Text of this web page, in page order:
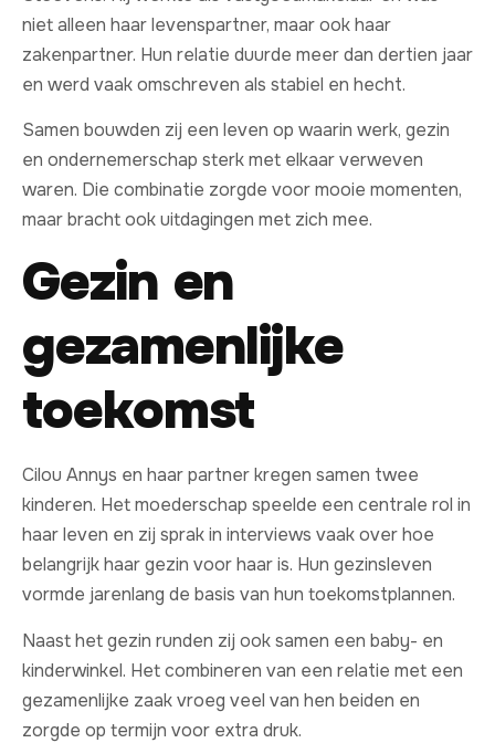
niet alleen haar levenspartner, maar ook haar
zakenpartner. Hun relatie duurde meer dan dertien jaar
en werd vaak omschreven als stabiel en hecht.
Samen bouwden zij een leven op waarin werk, gezin
en ondernemerschap sterk met elkaar verweven
waren. Die combinatie zorgde voor mooie momenten,
maar bracht ook uitdagingen met zich mee.
Gezin en
gezamenlijke
toekomst
Cilou Annys en haar partner kregen samen twee
kinderen. Het moederschap speelde een centrale rol in
haar leven en zij sprak in interviews vaak over hoe
belangrijk haar gezin voor haar is. Hun gezinsleven
vormde jarenlang de basis van hun toekomstplannen.
Naast het gezin runden zij ook samen een baby- en
kinderwinkel. Het combineren van een relatie met een
gezamenlijke zaak vroeg veel van hen beiden en
zorgde op termijn voor extra druk.